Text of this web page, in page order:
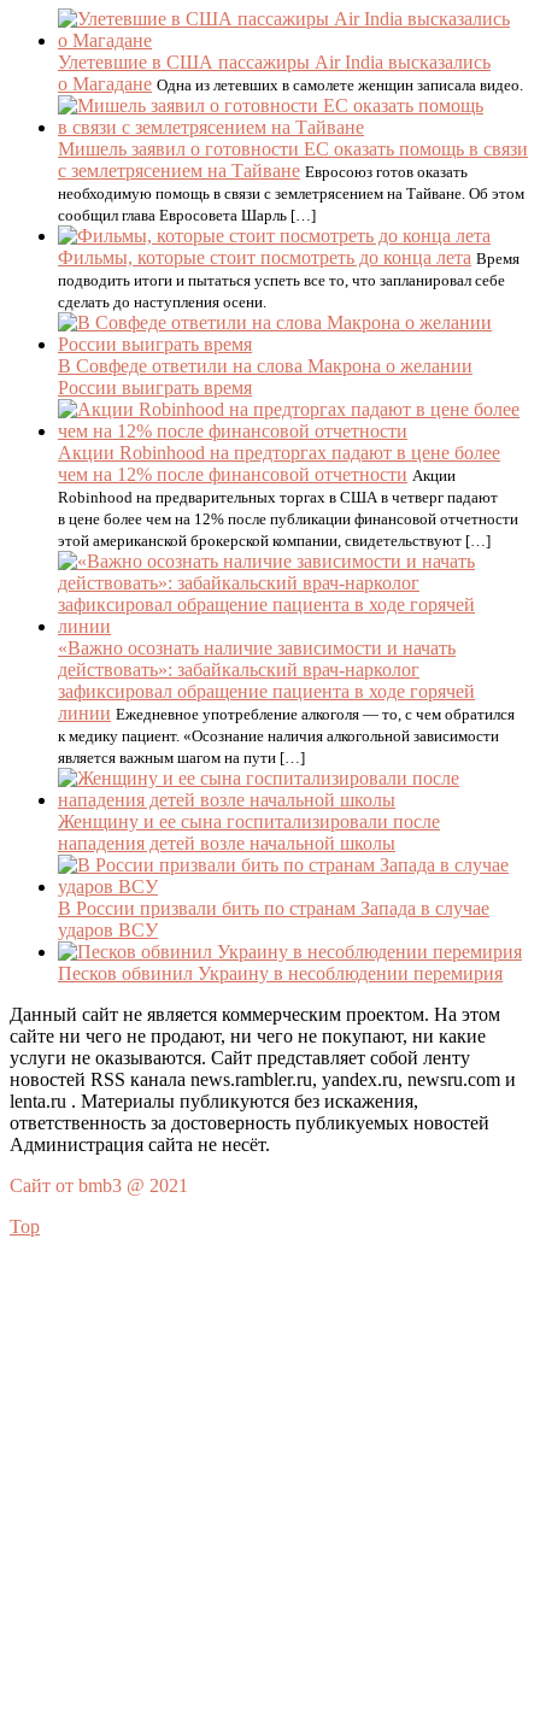
Улетевшие в США пассажиры Air India высказались
о Магадане Одна из летевших в самолете женщин записала видео.
Мишель заявил о готовности ЕС оказать помощь в связи
с землетрясением на Тайване Евросоюз готов оказать
необходимую помощь в связи с землетрясением на Тайване. Об этом
сообщил глава Евросовета Шарль […]
Фильмы, которые стоит посмотреть до конца лета Время
подводить итоги и пытаться успеть все то, что запланировал себе
сделать до наступления осени.
В Совфеде ответили на слова Макрона о желании
России выиграть время
Акции Robinhood на предторгах падают в цене более
чем на 12% после финансовой отчетности Акции
Robinhood на предварительных торгах в США в четверг падают
в цене более чем на 12% после публикации финансовой отчетности
этой американской брокерской компании, свидетельствуют […]
«Важно осознать наличие зависимости и начать
действовать»: забайкальский врач-нарколог
зафиксировал обращение пациента в ходе горячей
линии Ежедневное употребление алкоголя — то, с чем обратился
к медику пациент. «Осознание наличия алкогольной зависимости
является важным шагом на пути […]
Женщину и ее сына госпитализировали после
нападения детей возле начальной школы
В России призвали бить по странам Запада в случае
ударов ВСУ
Песков обвинил Украину в несоблюдении перемирия
Данный сайт не является коммерческим проектом. На этом
сайте ни чего не продают, ни чего не покупают, ни какие
услуги не оказываются. Сайт представляет собой ленту
новостей RSS канала news.rambler.ru, yandex.ru, newsru.com и
lenta.ru . Материалы публикуются без искажения,
ответственность за достоверность публикуемых новостей
Администрация сайта не несёт.
Сайт от bmb3 @ 2021
Top